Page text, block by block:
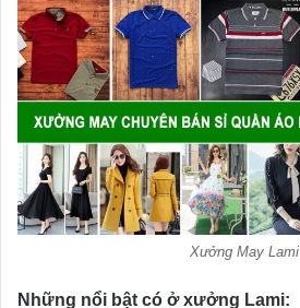
Xưởng May Lami
Những nổi bật có ở xưởng Lami: